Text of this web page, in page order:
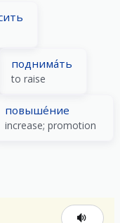
поднима́ть
to raise
повыше́ние
increase; promotion